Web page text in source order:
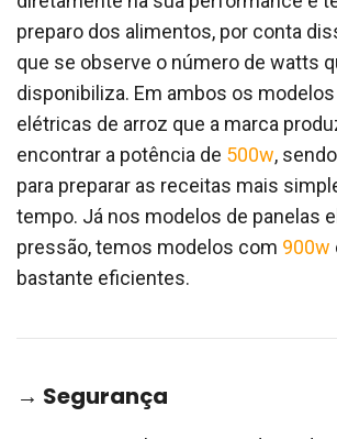
preparo dos alimentos, por conta
que se observe o número de watts
disponibiliza. Em ambos os
elétricas de arroz que a marca
encontrar a potência de 500w,
para preparar as receitas mais
tempo. Já nos modelos de panelas
pressão, temos modelos com 900w
bastante eficientes.
→ Segurança